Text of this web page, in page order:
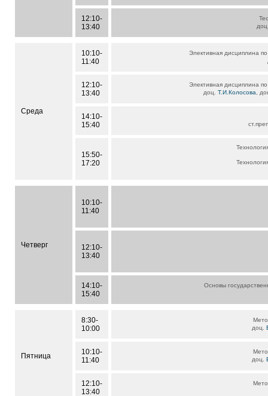
12:10-
13:40
Среда
10:10-
11:40
Элективная дисциплина
12:10-
13:40
Элективная дисциплина
доц.Т.И.Колосова ,
14:10-
15:40
15:50-
17:20
Четверг
10:10-
11:40
12:10-
13:40
14:10-
15:40
Основы
Пятница
8:30-
10:00
доц.
10:10-
11:40
доц.
12:10-
13:40